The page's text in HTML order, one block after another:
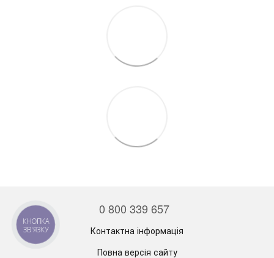
0 800 339 657
Контактна інформація
Повна версія сайту
КНОПКА
ЗВ'ЯЗКУ